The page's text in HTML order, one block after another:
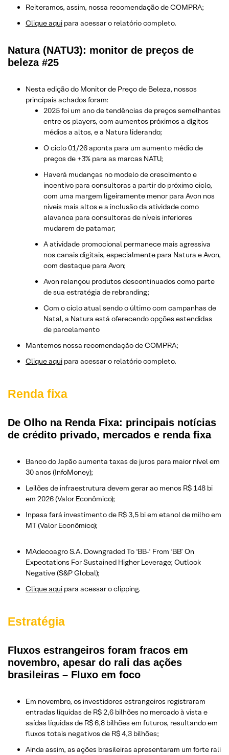
Reiteramos, assim, nossa recomendação de COMPRA;
Clique aqui para acessar o relatório completo.
Natura (NATU3): monitor de preços de
beleza #25
Nesta edição do Monitor de Preço de Beleza, nossos
principais achados foram:
2025 foi um ano de tendências de preços semelhantes
entre os players, com aumentos próximos a dígitos
médios a altos, e a Natura liderando;
O ciclo 01/26 aponta para um aumento médio de
preços de +3% para as marcas NATU;
Haverá mudanças no modelo de crescimento e
incentivo para consultoras a partir do próximo ciclo,
com uma margem ligeiramente menor para Avon nos
níveis mais altos e a inclusão da atividade como
alavanca para consultoras de níveis inferiores
mudarem de patamar;
A atividade promocional permanece mais agressiva
nos canais digitais, especialmente para Natura e Avon,
com destaque para Avon;
Avon relançou produtos descontinuados como parte
de sua estratégia de rebranding;
Com o ciclo atual sendo o último com campanhas de
Natal, a Natura está oferecendo opções estendidas
de parcelamento
Mantemos nossa recomendação de COMPRA;
Clique aqui para acessar o relatório completo.
Renda fixa
De Olho na Renda Fixa: principais notícias
de crédito privado, mercados e renda fixa
Banco do Japão aumenta taxas de juros para maior nível em
30 anos (InfoMoney);
Leilões de infraestrutura devem gerar ao menos R$ 148 bi
em 2026 (Valor Econômico);
Inpasa fará investimento de R$ 3,5 bi em etanol de milho em
MT (Valor Econômico);
MAdecoagro S.A. Downgraded To ‘BB-‘ From ‘BB’ On
Expectations For Sustained Higher Leverage; Outlook
Negative (S&P Global);
Clique aqui para acessar o clipping.
Estratégia
Fluxos estrangeiros foram fracos em
novembro, apesar do rali das ações
brasileiras – Fluxo em foco
Em novembro, os investidores estrangeiros registraram
entradas líquidas de R$ 2,6 bilhões no mercado à vista e
saídas líquidas de R$ 6,8 bilhões em futuros, resultando em
fluxos totais negativos de R$ 4,3 bilhões;
Ainda assim, as ações brasileiras apresentaram um forte rali